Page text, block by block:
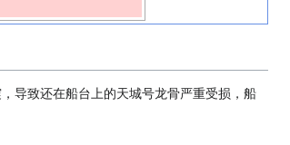
导致还在船台上的天城号龙骨严重受损，船